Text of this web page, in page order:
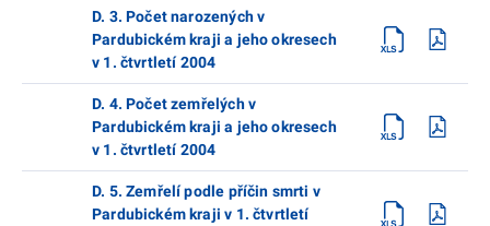
D. 3. Počet narozených v
Pardubickém kraji a jeho okresech
v 1. čtvrtletí 2004
D. 4. Počet zemřelých v
Pardubickém kraji a jeho okresech
v 1. čtvrtletí 2004
D. 5. Zemřelí podle příčin smrti v
Pardubickém kraji v 1. čtvrtletí